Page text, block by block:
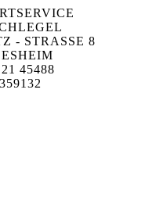
- STRASSE 8
45488